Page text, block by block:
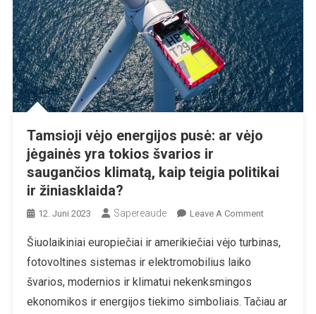
Tamsioji vėjo energijos pusė: ar vėjo
jėgainės yra tokios švarios ir
saugančios klimatą, kaip teigia politikai
ir žiniasklaida?
12. Juni 2023 Sapereaude Leave A CommentOn
Vėjo
Šiuolaikiniai europiečiai ir amerikiečiai vėjo turbinas,
fotovoltines sistemas ir elektromobilius laiko
švarios, modernios ir klimatui nekenksmingos
ekonomikos ir energijos tiekimo simboliais. Tačiau ar